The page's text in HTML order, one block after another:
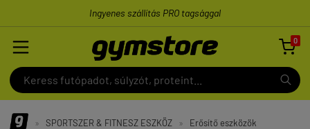
Ingyenes szállítás PRO tagsággal
0

» SPORTSZER & FITNESZ ESZKÖZ » Erősítő eszközök